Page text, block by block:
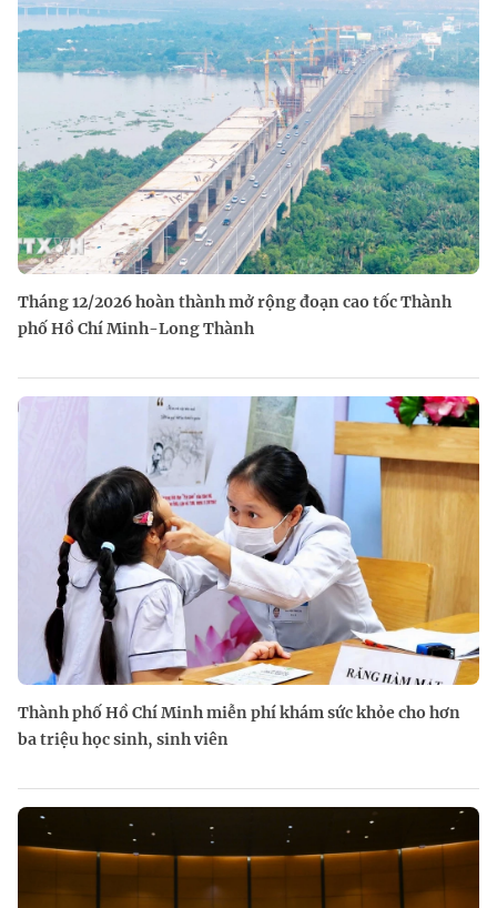
Tháng 12/2026 hoàn thành mở rộng đoạn cao tốc Thành
phố Hồ Chí Minh-Long Thành
Thành phố Hồ Chí Minh miễn phí khám sức khỏe cho hơn
ba triệu học sinh, sinh viên